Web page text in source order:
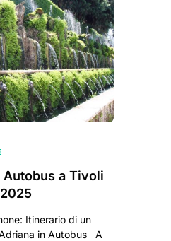
Autobus a Tivoli
Itinerario di un
Adriana in Autobus A